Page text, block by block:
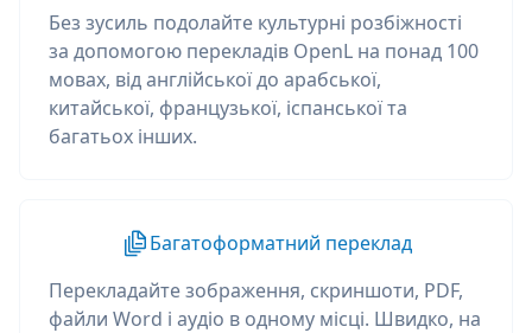
Без зусиль подолайте культурні розбіжності
за допомогою перекладів OpenL на понад 100
мовах, від англійської до арабської,
китайської, французької, іспанської та
багатьох інших.
Багатоформатний переклад
Перекладайте зображення, скриншоти, PDF,
файли Word і аудіо в одному місці. Швидко, на